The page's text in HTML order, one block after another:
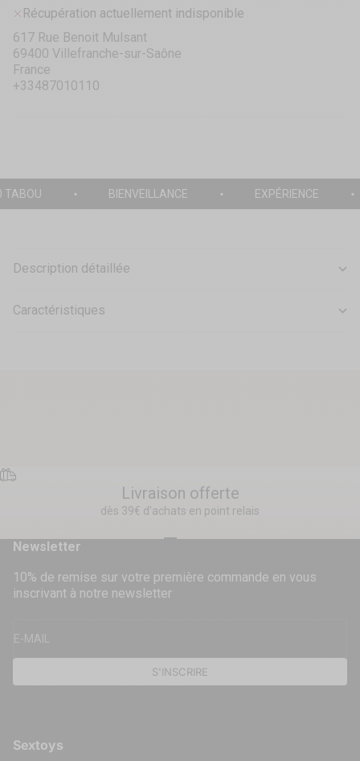
Récupération actuellement indisponible
617 Rue Benoit Mulsant
69400 Villefranche-sur-Saône
France
+33487010110
TABOU BIENVEILLANCE EXPÉRIENCE
Description détaillée
Caractéristiques
Livraison offerte
dès 39€ d’achats en point relais
Sextoys
Newsletter
10% de remise sur votre première commande en vous
inscrivant à notre newsletter
E-MAIL
S'INSCRIRE